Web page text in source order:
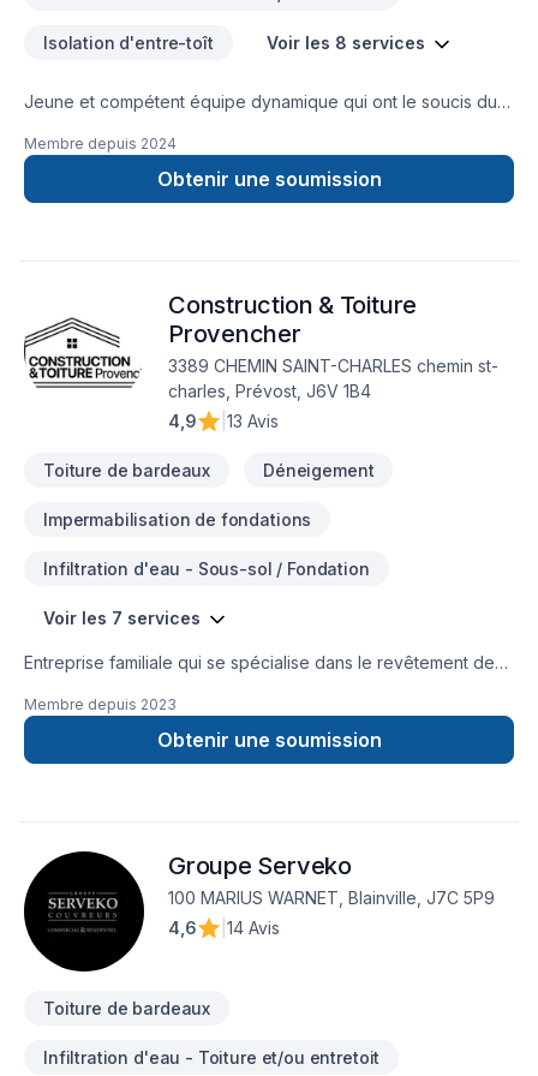
Isolation d'entre-toît Voir les 8 services
Jeune et compétent équipe dynamique qui ont le soucis du
sont une de nos première priorité avant chaque étape de
Membre depuis 2024
Obtenir une soumission
Construction & Toiture
Provencher
3389 CHEMIN SAINT-CHARLES chemin st-
charles, Prévost, J6V 1B4
4,9
13 Avis
Toiture de bardeaux Déneigement
Impermabilisation de fondations
Infiltration d'eau - Sous-sol / Fondation
Voir les 7 services
Entreprise familiale qui se spécialise dans le revêtement de
Lanaudière, Lles aurentides,Laval,Montréal, Construction &
Toiture Provencher transforme vos idées en réalisations
durables grâce à une approche unique, professionnelle et
et à vos besoins spécifiques selon votre budget. Confiez
votre projet à une équipe respectueuse et professionnelle
qui a à cœur votre satisfaction. Notre engagement est simple
: offrir un service et des travaux d'exception. Vous êtes
assurés de dormir la tête tranquile.
Membre depuis 2023
Obtenir une soumission
Groupe Serveko
100 MARIUS WARNET, Blainville, J7C 5P9
4,6
14 Avis
Toiture de bardeaux
Infiltration d'eau - Toiture et/ou entretoit